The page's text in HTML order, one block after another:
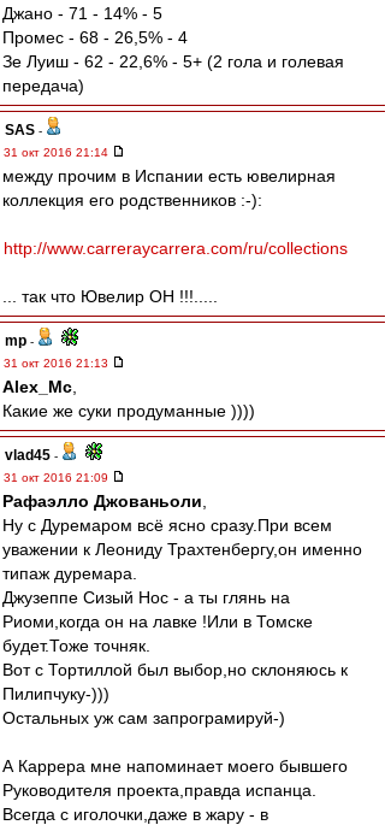
Джано - 71 - 14% - 5
Промес - 68 - 26,5% - 4
Зе Луиш - 62 - 22,6% - 5+ (2 гола и голевая
передача)
SAS -
31 окт 2016 21:14
между прочим в Испании есть ювелирная
коллекция его родственников :-):
http://www.carreraycarrera.com/ru/collections
... так что Ювелир ОН !!!.....
mp -
31 окт 2016 21:13
Alex_Mc
Какие же суки продуманные ))))
vlad45 -
31 окт 2016 21:09
Рафаэлло Джованьоли
Ну с Дуремаром всё ясно сразу.При всем
уважении к Леониду Трахтенбергу,он именно
типаж дуремара.
Джузеппе Сизый Нос - а ты глянь на
Риоми,когда он на лавке !Или в Томске
будет.Тоже точняк.
Вот с Тортиллой был выбор,но склоняюсь к
Пилипчуку-)))
Остальных уж сам запрограмируй-)
А Каррера мне напоминает моего бывшего
Руководителя проекта,правда испанца.
Всегда с иголочки,даже в жару - в